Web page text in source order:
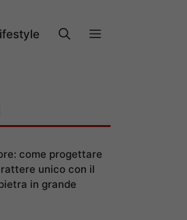
come progettare
unico con il
in grande